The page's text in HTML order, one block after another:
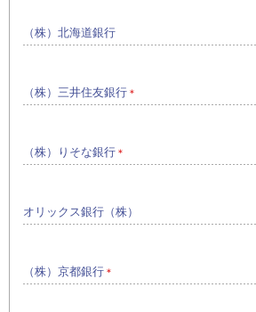
（株）北海道銀行
（株）三井住友銀行 ＊
（株）りそな銀行 ＊
オリックス銀行（株）
（株）京都銀行 ＊